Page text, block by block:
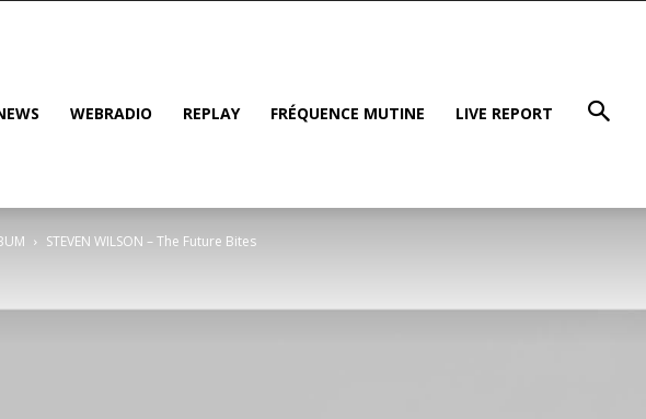
WEBRADIO REPLAY FRÉQUENCE MUTINE LIVE REPORT
STEVEN WILSON – The Future Bites